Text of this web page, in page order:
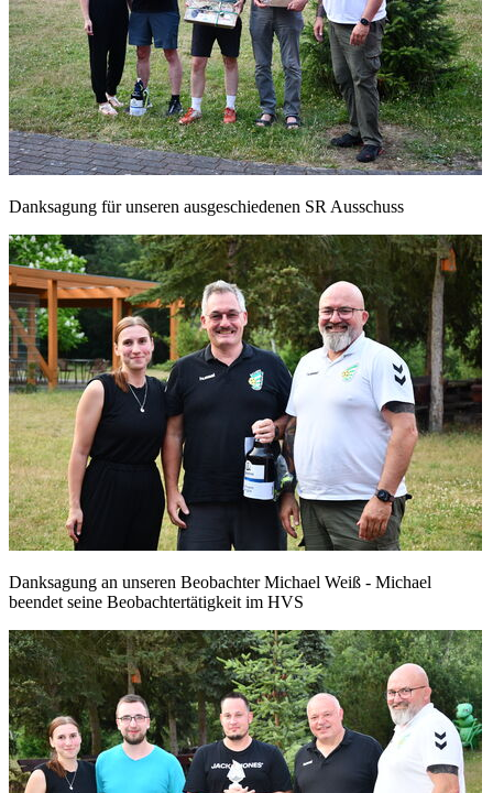
Danksagung für unseren ausgeschiedenen SR Ausschuss
Danksagung an unseren Beobachter Michael Weiß - Michael
beendet seine Beobachtertätigkeit im HVS